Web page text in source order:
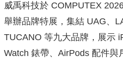
威禹科技於 COMPUTEX
舉辦品牌特展，集結 UAG、
TUCANO 等九大品牌，展示
Watch 錶帶、AirPods 配件與